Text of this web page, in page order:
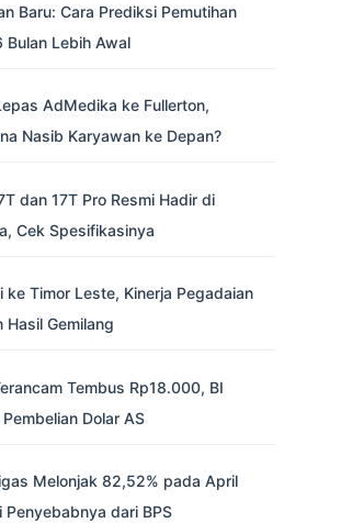
Baru: Cara Prediksi Pemutihan
Bulan Lebih Awal
AdMedika ke Fullerton,
Nasib Karyawan ke Depan?
dan 17T Pro Resmi Hadir di
Cek Spesifikasinya
ke Timor Leste, Kinerja Pegadaian
Hasil Gemilang
Tembus Rp18.000, BI
Dolar AS
Melonjak 82,52% pada April
Penyebabnya dari BPS